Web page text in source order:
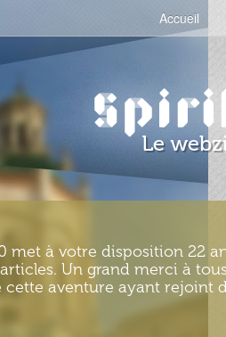
Accueil
met à votre disposition 22
Un grand merci à
cette aventure ayant rejoint